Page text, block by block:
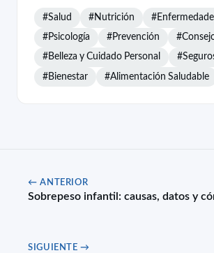
#Salud #Nutrición
#Psicología #Prevención
#Belleza y Cuidado Personal
#Bienestar #Alimentación Saludable
← ANTERIOR
Sobrepeso infantil: causas, datos y
SIGUIENTE →